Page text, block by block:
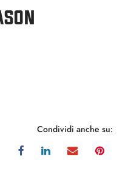
Condividi anche su: